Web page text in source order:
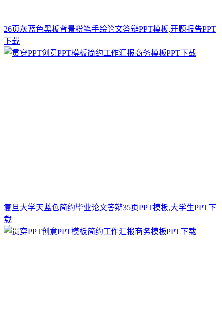
26页灰蓝色黑板背景粉笔手绘论文答辩PPT模板,开题报告PPT
下载
复旦大学天蓝色简约毕业论文答辩35页PPT模板,大学生PPT下
载